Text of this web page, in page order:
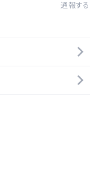
通報する